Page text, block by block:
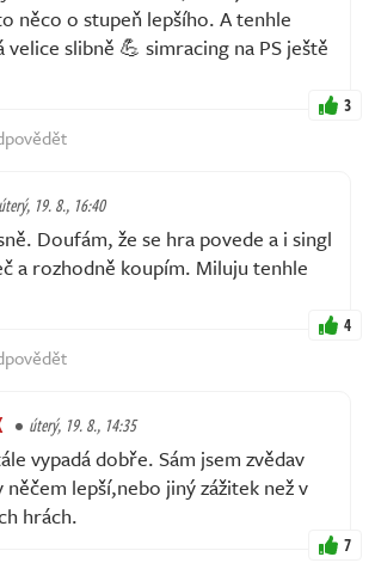
něco o stupeň lepšího. A tenhle
slibně 💪 simracing na PS ještě
3
úterý, 19. 8., 16:40
Doufám, že se hra povede a i singl
a rozhodně koupím. Miluju tenhle
4
úterý, 19. 8., 14:35
vypadá dobře. Sám jsem zvědav
lepší,nebo jiný zážitek než v
hrách.
7